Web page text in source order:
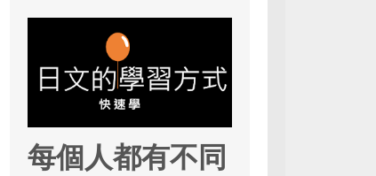
每個人都有不同